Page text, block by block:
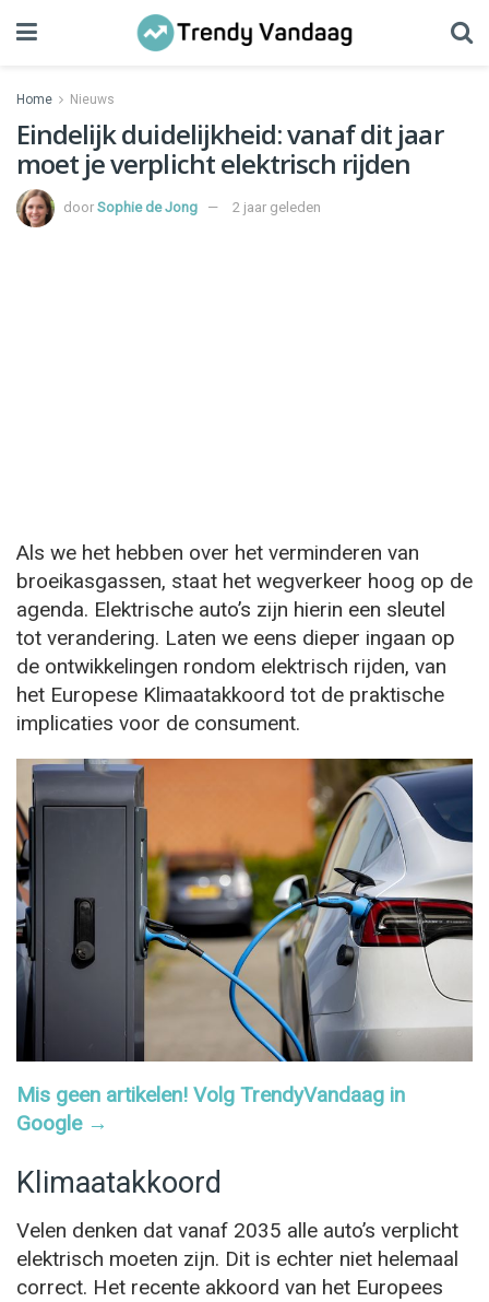
Home Nieuws
Eindelijk duidelijkheid: vanaf dit jaar
moet je verplicht elektrisch rijden
door Sophie de Jong 2 jaar geleden
Als we het hebben over het verminderen van
broeikasgassen, staat het wegverkeer hoog op de
agenda. Elektrische auto’s zijn hierin een sleutel
tot verandering. Laten we eens dieper ingaan op
de ontwikkelingen rondom elektrisch rijden, van
het Europese Klimaatakkoord tot de praktische
implicaties voor de consument.
Mis geen artikelen! Volg TrendyVandaag in
Google →
Klimaatakkoord
Velen denken dat vanaf 2035 alle auto’s verplicht
elektrisch moeten zijn. Dit is echter niet helemaal
correct. Het recente akkoord van het Europees